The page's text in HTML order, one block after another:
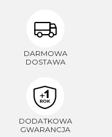
DARMOWA
DOSTAWA
DODATKOWA
GWARANCJA